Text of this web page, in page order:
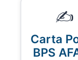
✍️
Carta
BPS